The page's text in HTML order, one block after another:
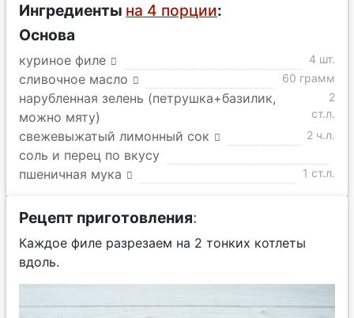
Ингредиенты на 4 порции:
Основа
куриное филе 4 шт.
сливочное масло 60 грамм
нарубленная зелень (петрушка+базилик,
можно мяту)
2
ст.л.
свежевыжатый лимонный сок 2 ч.л.
соль и перец по вкусу
пшеничная мука
1 ст.л.
Рецепт приготовления:
Каждое филе разрезаем на 2 тонких котлеты
вдоль.